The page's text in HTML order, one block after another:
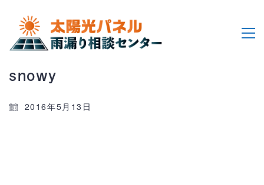
snowy
2016年5月13日